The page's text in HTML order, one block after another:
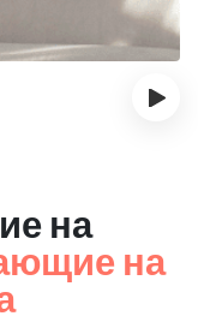
›
на
на